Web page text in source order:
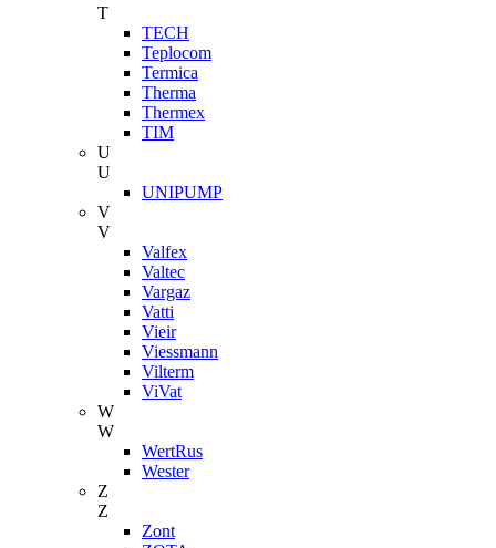
T
TECH
Teplocom
Termica
Therma
Thermex
TIM
U
U
UNIPUMP
V
V
Valfex
Valtec
Vargaz
Vatti
Vieir
Viessmann
Vilterm
ViVat
W
W
WertRus
Wester
Z
Z
Zont